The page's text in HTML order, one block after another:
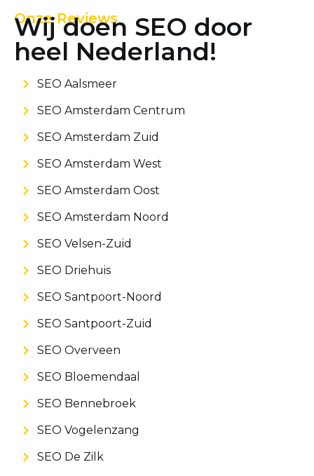
Onze Reviews
Wij doen SEO door
heel Nederland!
SEO Aalsmeer
SEO Amsterdam Centrum
SEO Amsterdam Zuid
SEO Amsterdam West
SEO Amsterdam Oost
SEO Amsterdam Noord
SEO Velsen-Zuid
SEO Driehuis
SEO Santpoort-Noord
SEO Santpoort-Zuid
SEO Overveen
SEO Bloemendaal
SEO Bennebroek
SEO Vogelenzang
SEO De Zilk